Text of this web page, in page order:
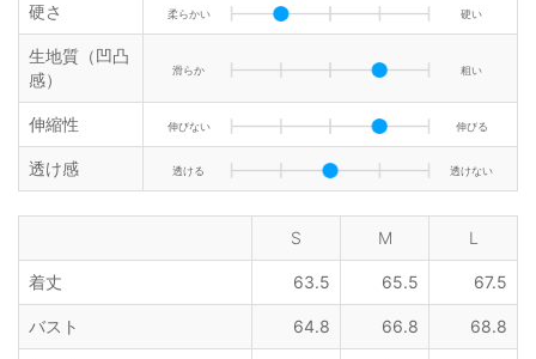
硬さ 柔らかい 硬い
生地質（凹凸
感）
滑らか 粗い
伸縮性 伸びない 伸びる
透け感 透ける 透けない
S M L
着丈 63.5 65.5 67.5
バスト 64.8 66.8 68.8